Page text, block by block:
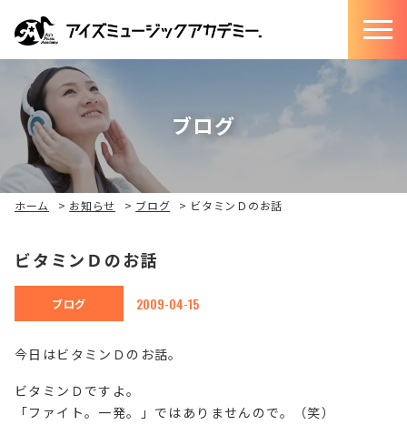
ブログ
ホーム > お知らせ > ブログ > ビタミンＤのお話
ビタミンＤのお話
ブログ 2009-04-15
今日はビタミンＤのお話。
ビタミンＤですよ。
「ファイト。一発。」ではありませんので。（笑）